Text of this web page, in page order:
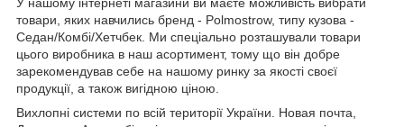
товари, яких навчились бренд - Polmostrow, типу кузова -
Седан/Комбі/Хетчбек. Ми спеціально розташували товари
цього виробника в наш асортимент, тому що він добре
зарекомендував себе на нашому ринку за якості своєї
продукції, а також вигідною ціною.
Вихлопні системи по всій території України. Новая почта,